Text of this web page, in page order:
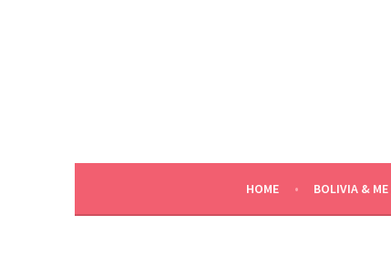
HOME BOLIVIA &